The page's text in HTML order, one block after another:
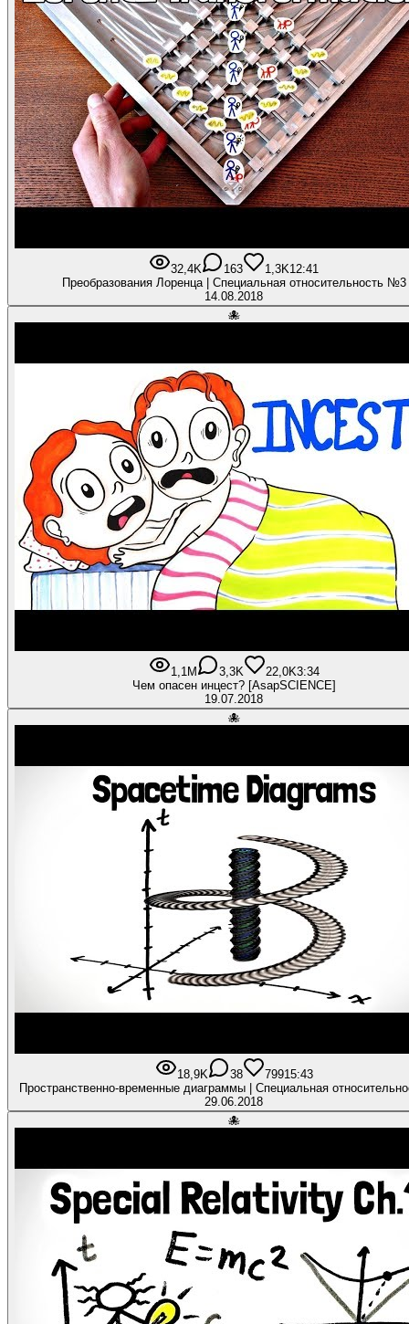
32,4K 163 1,3K12:41
Преобразования Лоренца | Специальная относительность №3
14.08.2018
🐙
1,1M 3,3K 22,0K3:34
Чем опасен инцест? [AsapSCIENCE]
19.07.2018
🐙
18,9K 38 79915:43
Пространственно-временные диаграммы | Специальная
29.06.2018
🐙